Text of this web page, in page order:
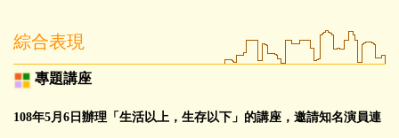
最新消息
系所概況
系所成員
綜合表現
專題講座
108年5 月 6 日辦理「生活以上，生存以下」的講座，邀請知名演員連